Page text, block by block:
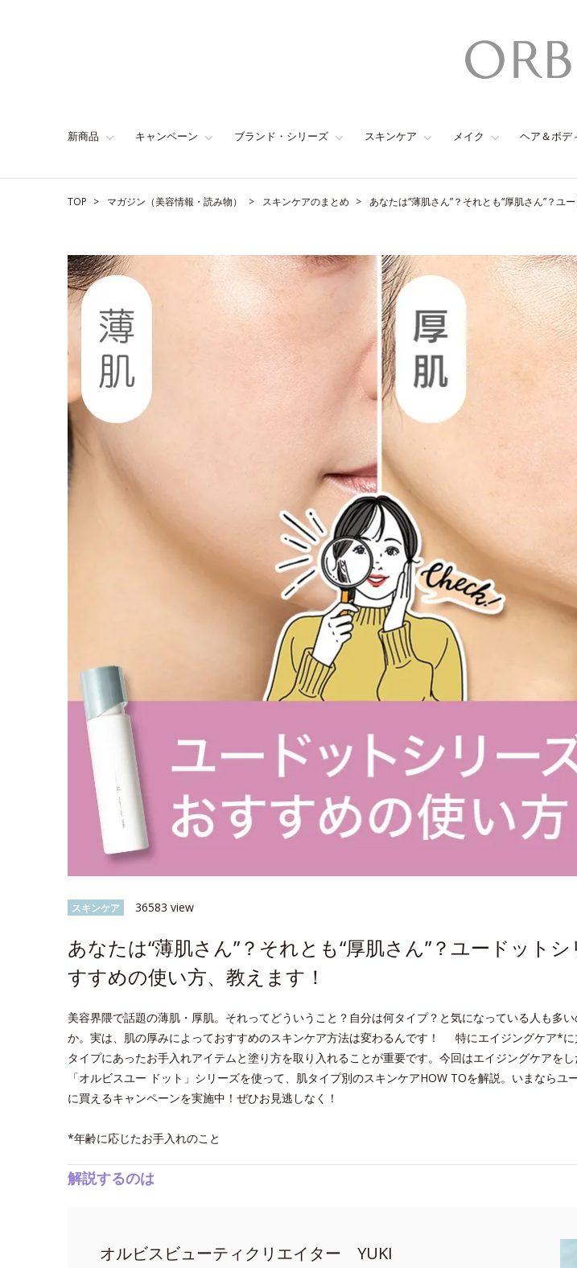
新商品 キャンペーン ブランド・シリーズ スキンケア メイク ヘア＆ボデ
TOP マガジン（美容情報・読み物） スキンケアのまとめ あなたは“薄肌さん”？それとも“厚肌さん”？ユ
スキンケア 36583 view
あなたは“薄肌さん”？それとも“厚肌さん”？ユードット
すすめの使い方、教えます！
美容界隈で話題の薄肌・厚肌。それってどういうこと？自分は何タイプ？と気になっている人も多
か。実は、肌の厚みによっておすすめのスキンケア方法は変わるんです！ 特にエイジングケア*に
タイプにあったお手入れアイテムと塗り方を取り入れることが重要です。今回はエイジングケアを
「オルビスユー ドット」シリーズを使って、肌タイプ別のスキンケアHOW TOを解説。いまならユ
に買えるキャンペーンを実施中！ぜひお見逃しなく！
*年齢に応じたお手入れのこと
解説するのは
オルビスビューティクリエイター YUKI